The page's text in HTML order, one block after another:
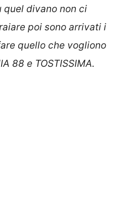
quel divano non ci
poi sono arrivati i
quello che vogliono
88 e TOSTISSIMA.